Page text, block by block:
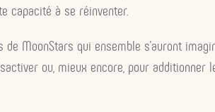
capacité à se réinventer.
MoonStars qui ensemble s’auront
ou, mieux encore, pour